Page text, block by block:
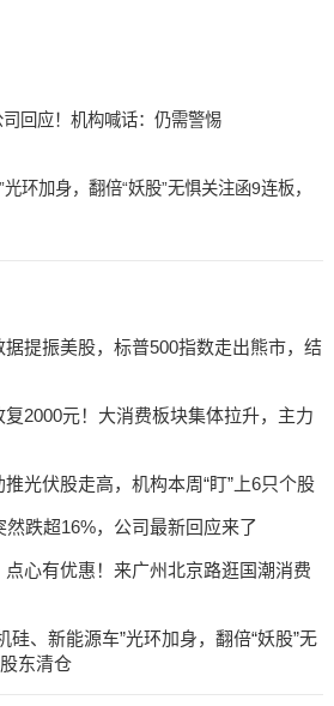
回应！机构喊话：仍需警惕
环加身，翻倍“妖股”无惧关注函9连板，
据提振美股，标普500指数走出熊市，结
复2000元！大消费板块集体拉升，主力
光伏股走高，机构本周“盯”上6只个股
然跌超16%，公司最新回应来了
点心有优惠！来广州北京路逛国潮消费
硅、新能源车”光环加身，翻倍“妖股”无
东清仓